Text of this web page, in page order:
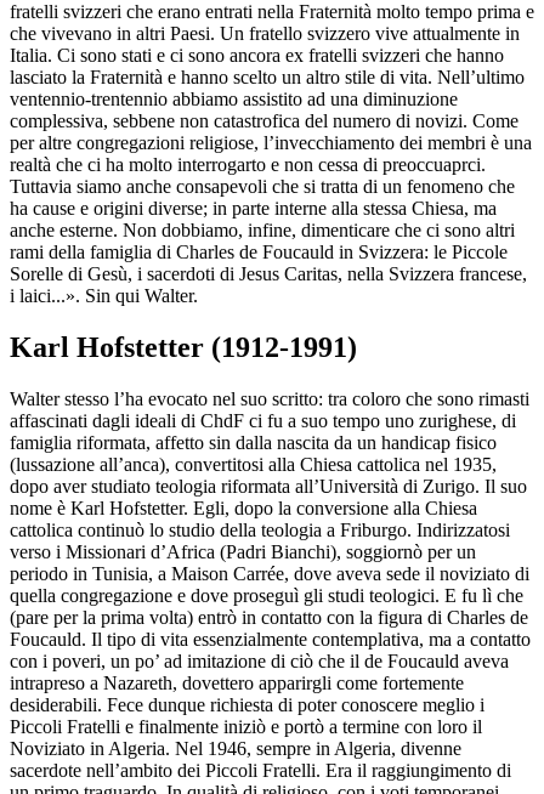
fratelli svizzeri che erano entrati nella Fraternità molto tempo prima e
che vivevano in altri Paesi. Un fratello svizzero vive attualmente in
Italia. Ci sono stati e ci sono ancora ex fratelli svizzeri che hanno
lasciato la Fraternità e hanno scelto un altro stile di vita. Nell’ultimo
ventennio-trentennio abbiamo assistito ad una diminuzione
complessiva, sebbene non catastrofica del numero di novizi. Come
per altre congregazioni religiose, l’invecchiamento dei membri è una
realtà che ci ha molto interrogarto e non cessa di preoccuaprci.
Tuttavia siamo anche consapevoli che si tratta di un fenomeno che
ha cause e origini diverse; in parte interne alla stessa Chiesa, ma
anche esterne. Non dobbiamo, infine, dimenticare che ci sono altri
rami della famiglia di Charles de Foucauld in Svizzera: le Piccole
Sorelle di Gesù, i sacerdoti di Jesus Caritas, nella Svizzera francese,
i laici...». Sin qui Walter.
Karl Hofstetter (1912-1991)
Walter stesso l’ha evocato nel suo scritto: tra coloro che sono rimasti
affascinati dagli ideali di ChdF ci fu a suo tempo uno zurighese, di
famiglia riformata, affetto sin dalla nascita da un handicap fisico
(lussazione all’anca), convertitosi alla Chiesa cattolica nel 1935,
dopo aver studiato teologia riformata all’Università di Zurigo. Il suo
nome è Karl Hofstetter. Egli, dopo la conversione alla Chiesa
cattolica continuò lo studio della teologia a Friburgo. Indirizzatosi
verso i Missionari d’Africa (Padri Bianchi), soggiornò per un
periodo in Tunisia, a Maison Carrée, dove aveva sede il noviziato di
quella congregazione e dove proseguì gli studi teologici. E fu lì che
(pare per la prima volta) entrò in contatto con la figura di Charles de
Foucauld. Il tipo di vita essenzialmente contemplativa, ma a contatto
con i poveri, un po’ ad imitazione di ciò che il de Foucauld aveva
intrapreso a Nazareth, dovettero apparirgli come fortemente
desiderabili. Fece dunque richiesta di poter conoscere meglio i
Piccoli Fratelli e finalmente iniziò e portò a termine con loro il
Noviziato in Algeria. Nel 1946, sempre in Algeria, divenne
sacerdote nell’ambito dei Piccoli Fratelli. Era il raggiungimento di